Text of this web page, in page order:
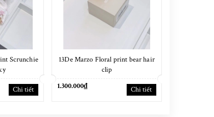
Scrunchie
Chi tiết
13De Marzo Floral print bear hair
clip
1.300.000₫
Chi tiết